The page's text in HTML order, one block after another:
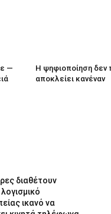
—
Η ψηφιοποίηση δεν
αποκλείει κανέναν
διαθέτουν
ικανό να